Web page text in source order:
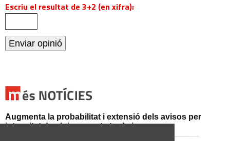
Escriu el resultat de 3+2 (en xifra):
Augmenta la probabilitat i extensió dels avisos per
intensitat de pluja aquesta tarda i vespre